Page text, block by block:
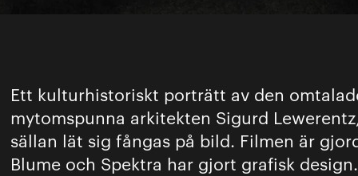
Ett kulturhistoriskt porträtt av den
mytomspunna arkitekten Sigurd
sällan lät sig fångas på bild. Filmen är
Blume och Spektra har gjort grafisk design.